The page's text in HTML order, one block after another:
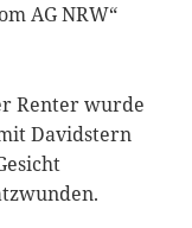
AG NRW“
Renter wurde
Davidstern